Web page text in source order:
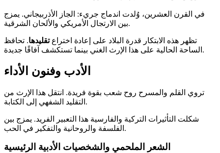
في القرن العشرين، وُلدت اندماج جريء: الجاز الأذربيجاني. يمزج
بين الارتجال الأمريكي والألحان الشرقية.
تظهر هذه الابتكار قدرة البلاد على إعادة اختراعتقليدها. تحافظ
الساحة الحالية على هذا الإرث الغني بينما تستكشف آفاقًا جديدة.
الأدب وفنون الأداء
تروي القلم والمسرح روح شعب بقوة فريدة. انتقل هذا الإرث من
التقليد الشفهي إلى الكتابة.
شكلت التأثيرات التركية والفارسية هذا التعبير الفريد. يمزج بين
الفلسفة والروحانية والتفكير في الحب.
الشعر الملحمي والشخصيات الأدبية الرئيسية